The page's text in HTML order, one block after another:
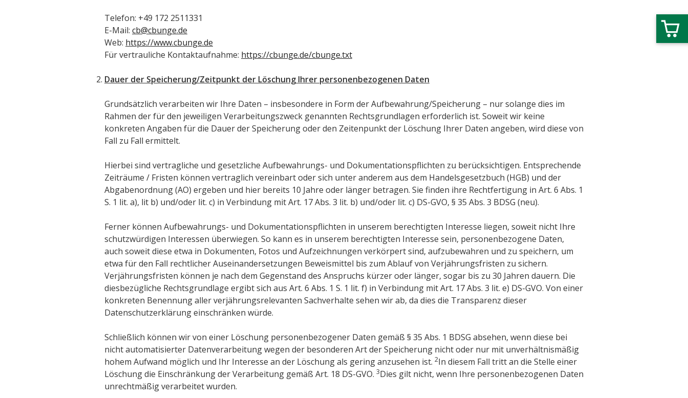
Telefon: +49 172 2511331
E-Mail: cb@cbunge.de
Web: https://www.cbunge.de
Für vertrauliche Kontaktaufnahme: https://cbunge.de/cbunge.txt
Dauer der Speicherung/Zeitpunkt der Löschung Ihrer personenbezogenen Daten
Grundsätzlich verarbeiten wir Ihre Daten – insbesondere in Form der Aufbewahrung/Speicherung – nur solange dies im
Rahmen der für den jeweiligen Verarbeitungszweck genannten Rechtsgrundlagen erforderlich ist. Soweit wir keine
konkreten Angaben für die Dauer der Speicherung oder den Zeitenpunkt der Löschung Ihrer Daten angeben, wird diese von
Fall zu Fall ermittelt.
Hierbei sind vertragliche und gesetzliche Aufbewahrungs- und Dokumentationspflichten zu berücksichtigen. Entsprechende
Zeiträume / Fristen können vertraglich vereinbart oder sich unter anderem aus dem Handelsgesetzbuch (HGB) und der
Abgabenordnung (AO) ergeben und hier bereits 10 Jahre oder länger betragen. Sie finden ihre Rechtfertigung in Art. 6 Abs. 1
S. 1 lit. a), lit b) und/oder lit. c) in Verbindung mit Art. 17 Abs. 3 lit. b) und/oder lit. c) DS-GVO, § 35 Abs. 3 BDSG (neu).
Ferner können Aufbewahrungs- und Dokumentationspflichten in unserem berechtigten Interesse liegen, soweit nicht Ihre
schutzwürdigen Interessen überwiegen. So kann es in unserem berechtigten Interesse sein, personenbezogene Daten,
auch soweit diese etwa in Dokumenten, Fotos und Aufzeichnungen verkörpert sind, aufzubewahren und zu speichern, um
etwa für den Fall rechtlicher Auseinandersetzungen Beweismittel bis zum Ablauf von Verjährungsfristen zu sichern.
Verjährungsfristen können je nach dem Gegenstand des Anspruchs kürzer oder länger, sogar bis zu 30 Jahren dauern. Die
diesbezügliche Rechtsgrundlage ergibt sich aus Art. 6 Abs. 1 S. 1 lit. f) in Verbindung mit Art. 17 Abs. 3 lit. e) DS-GVO. Von einer
konkreten Benennung aller verjährungsrelevanten Sachverhalte sehen wir ab, da dies die Transparenz dieser
Datenschutzerklärung einschränken würde.
Schließlich können wir von einer Löschung personenbezogener Daten gemäß § 35 Abs. 1 BDSG absehen, wenn diese bei
nicht automatisierter Datenverarbeitung wegen der besonderen Art der Speicherung nicht oder nur mit unverhältnismäßig
hohem Aufwand möglich und Ihr Interesse an der Löschung als gering anzusehen ist. 2In diesem Fall tritt an die Stelle einer
Löschung die Einschränkung der Verarbeitung gemäß Art. 18 DS-GVO. 3Dies gilt nicht, wenn Ihre personenbezogenen Daten
unrechtmäßig verarbeitet wurden.